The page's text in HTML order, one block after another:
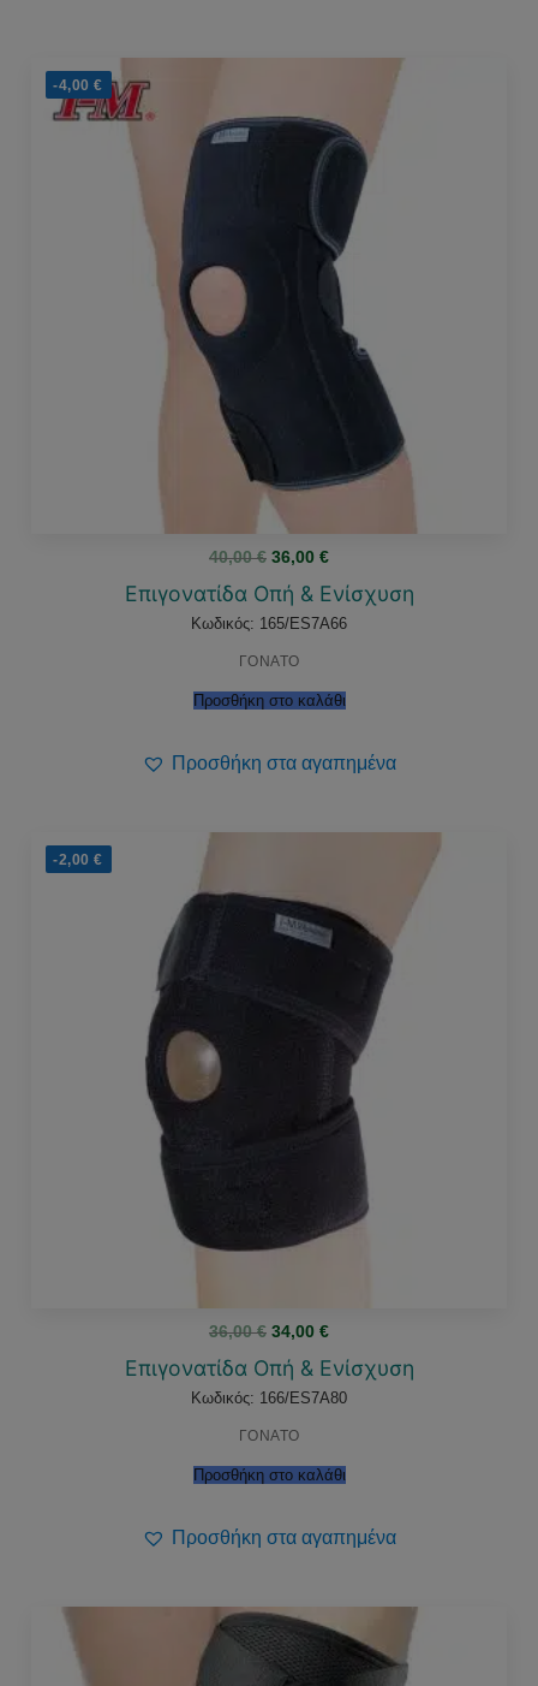
-4,00€
40,00€ Original
was:
40,00 €.
36,00 €Η
τιμή
είναι:
36,00 €.
Επιγονατίδα Οπή & Ενίσχυση
Κωδικός: 165/ES7A66
ΓΟΝΑΤΟ
Προσθήκη στο καλάθι
Προσθήκη στα αγαπημένα
-2,00€
36,00€ Original
was:
36,00 €.
34,00 €Η
τιμή
είναι:
34,00 €.
Επιγονατίδα Οπή & Ενίσχυση
Κωδικός: 166/ES7A80
ΓΟΝΑΤΟ
Προσθήκη στο καλάθι
Προσθήκη στα αγαπημένα